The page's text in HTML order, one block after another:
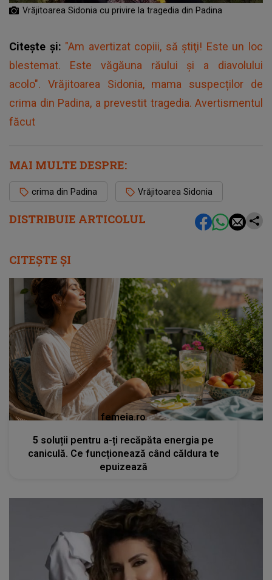
DISTRIBUIE ARTICOLUL
Vrăjitoarea Sidonia cu privire la tragedia din Padina
Citește și: "Am avertizat copiii, să ştiţi! Este un loc
blestemat. Este văgăuna răului şi a diavolului
acolo". Vrăjitoarea Sidonia, mama suspecților de
crima din Padina, a prevestit tragedia. Avertismentul
făcut
MAI MULTE DESPRE:
crima din Padina Vrăjitoarea Sidonia
CITEȘTE ȘI
femeia.ro
5 soluții pentru a-ți recăpăta energia pe
caniculă. Ce funcționează când căldura te
epuizează